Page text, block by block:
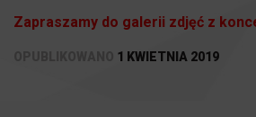
Zapraszamy do galerii zdjęć z
1 KWIETNIA 2019